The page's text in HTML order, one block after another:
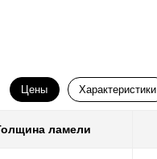
Цены Характеристики
ламели